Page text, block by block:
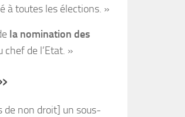
à toutes les élections. »
la nomination des
chef de l’Etat. »
de non droit] un sous-